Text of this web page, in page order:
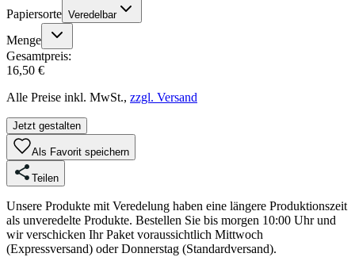
Papiersorte Veredelbar
Menge
Gesamtpreis:
16,50 €
Alle Preise inkl. MwSt., zzgl. Versand
Jetzt gestalten
Als Favorit speichern
Teilen
Unsere Produkte mit Veredelung haben eine längere Produktionszeit
als unveredelte Produkte. Bestellen Sie bis morgen 10:00 Uhr und
wir verschicken Ihr Paket voraussichtlich Mittwoch
(Expressversand) oder Donnerstag (Standardversand).